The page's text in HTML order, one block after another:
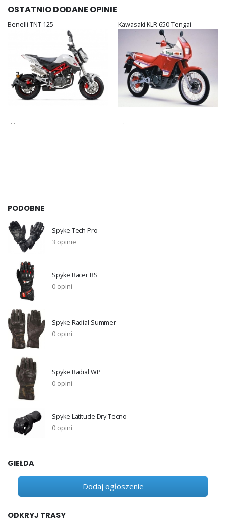
OSTATNIO DODANE OPINIE
Benelli TNT 125
...
Kawasaki KLR 650 Tengai
...
PODOBNE
Spyke Tech Pro
3 opinie
Spyke Racer RS
0 opini
Spyke Radial Summer
0 opini
Spyke Radial WP
0 opini
Spyke Latitude Dry Tecno
0 opini
GIEŁDA
Dodaj ogłoszenie
ODKRYJ TRASY